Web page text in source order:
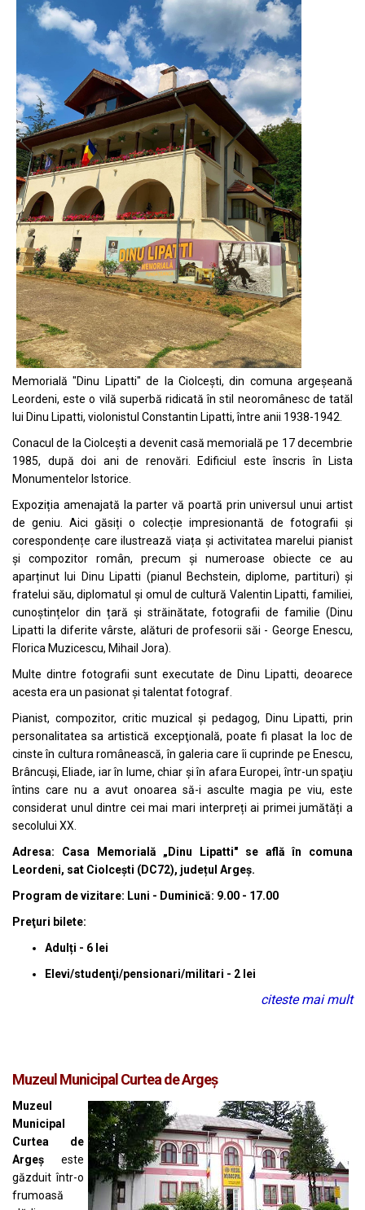
Memorială "Dinu Lipatti" de la Ciolcești, din comuna argeșeană
Leordeni, este o vilă superbă ridicată în stil neoromânesc de tatăl
lui Dinu Lipatti, violonistul Constantin Lipatti, între anii 1938-1942.
Conacul de la Ciolceşti a devenit casă memorială pe 17 decembrie
1985, după doi ani de renovări. Edificiul este înscris în Lista
Monumentelor Istorice.
Expoziția amenajată la parter vă poartă prin universul unui artist
de geniu. Aici găsiți o colecție impresionantă de fotografii și
corespondențe care ilustrează viața și activitatea marelui pianist
și compozitor român, precum și numeroase obiecte ce au
aparținut lui Dinu Lipatti (pianul Bechstein, diplome, partituri) și
fratelui său, diplomatul și omul de cultură Valentin Lipatti, familiei,
cunoștințelor din țară și străinătate, fotografii de familie (Dinu
Lipatti la diferite vârste, alături de profesorii săi - George Enescu,
Florica Muzicescu, Mihail Jora).
Multe dintre fotografii sunt executate de Dinu Lipatti, deoarece
acesta era un pasionat și talentat fotograf.
Pianist, compozitor, critic muzical și pedagog, Dinu Lipatti, prin
personalitatea sa artistică excepţională, poate fi plasat la loc de
cinste în cultura românească, în galeria care îi cuprinde pe Enescu,
Brâncuși, Eliade, iar în lume, chiar şi în afara Europei, într-un spaţiu
întins care nu a avut onoarea să-i asculte magia pe viu, este
considerat unul dintre cei mai mari interpreți ai primei jumătăți a
secolului XX.
Adresa: Casa Memorială „Dinu Lipatti" se află în comuna
Leordeni, sat Ciolcești (DC72), județul Argeș.
Program de vizitare: Luni - Duminică: 9.00 - 17.00
Preţuri bilete:
Adulți - 6 lei
Elevi/studenţi/pensionari/militari - 2 lei
citeste mai mult
Muzeul Municipal Curtea de Argeş
Muzeul
Municipal
Curtea de
Argeş este
găzduit într-o
frumoasă